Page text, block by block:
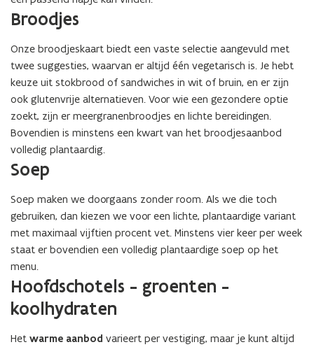
Broodjes
Onze broodjeskaart biedt een vaste selectie aangevuld met
twee suggesties, waarvan er altijd één vegetarisch is. Je hebt
keuze uit stokbrood of sandwiches in wit of bruin, en er zijn
ook glutenvrije alternatieven. Voor wie een gezondere optie
zoekt, zijn er meergranenbroodjes en lichte bereidingen.
Bovendien is minstens een kwart van het broodjesaanbod
volledig plantaardig.
Soep
Soep maken we doorgaans zonder room. Als we die toch
gebruiken, dan kiezen we voor een lichte, plantaardige variant
met maximaal vijftien procent vet. Minstens vier keer per week
staat er bovendien een volledig plantaardige soep op het
menu.
Hoofdschotels - groenten -
koolhydraten
Het warme aanbod varieert per vestiging, maar je kunt altijd